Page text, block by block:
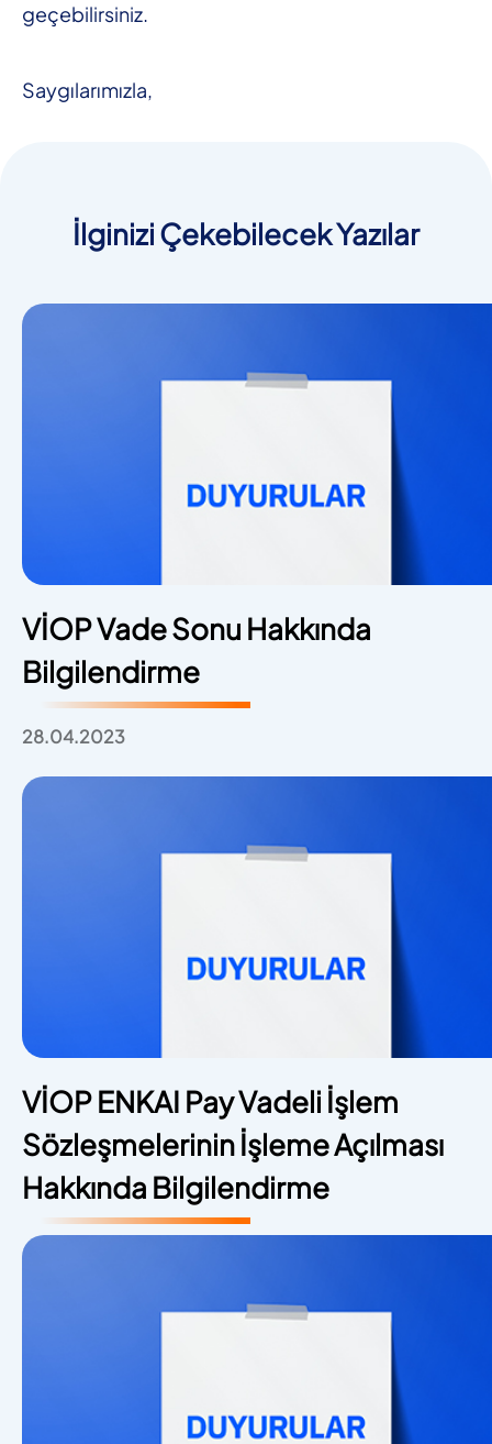
geçebilirsiniz.
Saygılarımızla,
İlginizi Çekebilecek Yazılar
VİOP Vade Sonu Hakkında
Bilgilendirme
28.04.2023
VİOP ENKAI Pay Vadeli İşlem
Sözleşmelerinin İşleme Açılması
Hakkında Bilgilendirme